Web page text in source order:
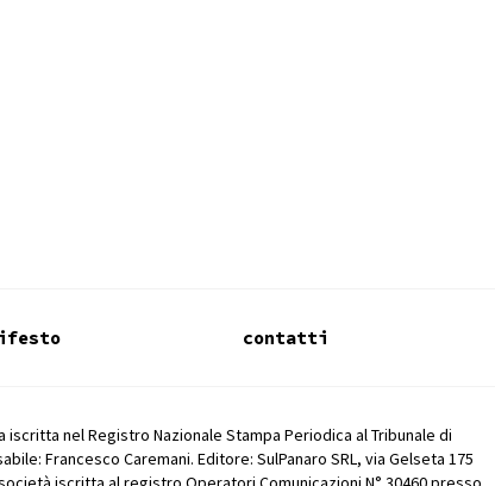
contatti
nel Registro Nazionale Stampa Periodica al Tribunale di
Francesco Caremani. Editore: SulPanaro SRL, via Gelseta 175